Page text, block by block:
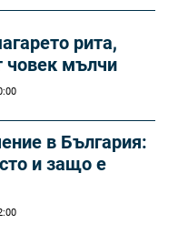
рита,
човек мълчи
в България:
и защо е